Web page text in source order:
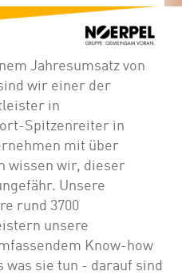
Jahresumsatz von
wir einer der
in
Spitzenreiter in
mit über
wissen wir, dieser
Unsere
rund 3700
unsere
Know-how
was sie tun - darauf sind